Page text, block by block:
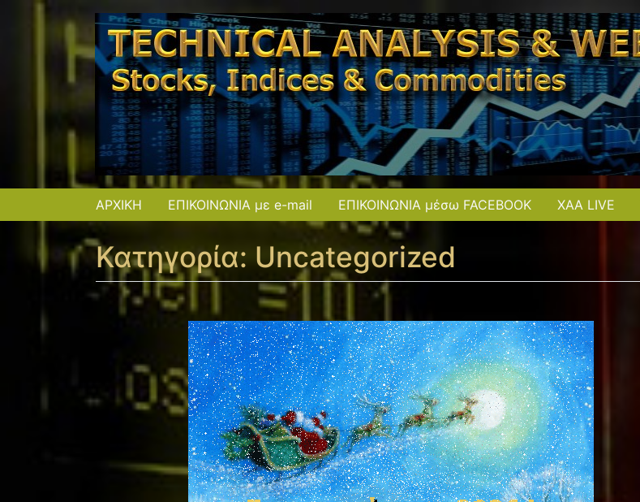
ΑΡΧΙΚΗ ΕΠΙΚΟΙΝΩΝΙΑ με e-mail ΕΠΙΚΟΙΝΩΝΙΑ μέσω FACEBOOK XAA LIVE
Κατηγορία: Uncategorized